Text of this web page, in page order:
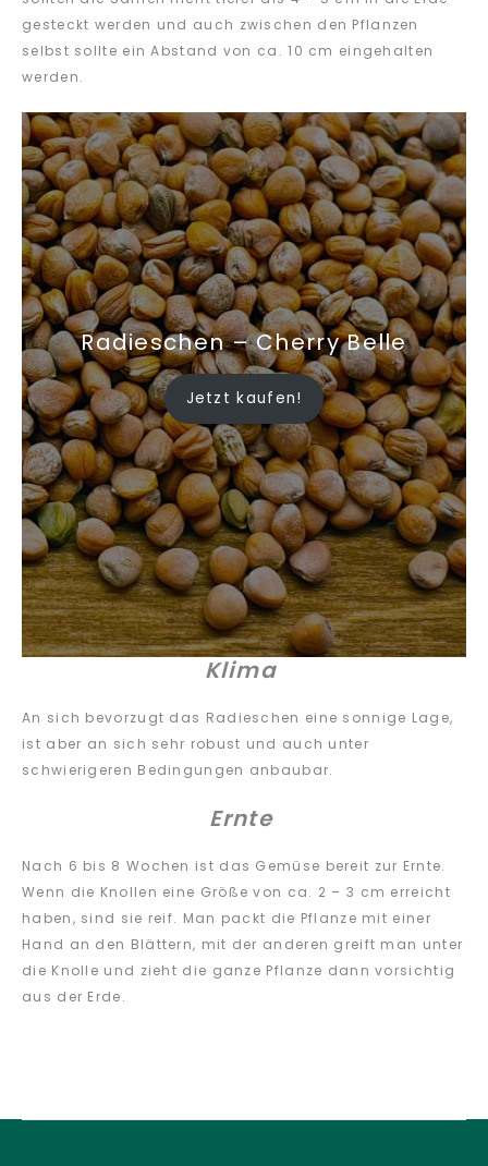
gesteckt werden und auch zwischen den Pflanzen
selbst sollte ein Abstand von ca. 10 cm eingehalten
werden.
Radieschen – Cherry Belle
Jetzt kaufen!
Klima
An sich bevorzugt das Radieschen eine sonnige Lage,
ist aber an sich sehr robust und auch unter
schwierigeren Bedingungen anbaubar.
Ernte
Nach 6 bis 8 Wochen ist das Gemüse bereit zur Ernte.
Wenn die Knollen eine Größe von ca. 2 – 3 cm erreicht
haben, sind sie reif. Man packt die Pflanze mit einer
Hand an den Blättern, mit der anderen greift man unter
die Knolle und zieht die ganze Pflanze dann vorsichtig
aus der Erde.